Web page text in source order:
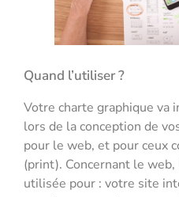
Quand l’utiliser ?
Votre charte graphique va
lors de la conception de
pour le web, et pour ceux
(print). Concernant le
utilisée pour : votre site